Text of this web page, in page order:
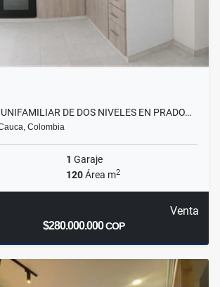
DE DOS NIVELES EN PRADO…
Colombia
1 Garaje
120Área m2
Venta
$280.000.000COP